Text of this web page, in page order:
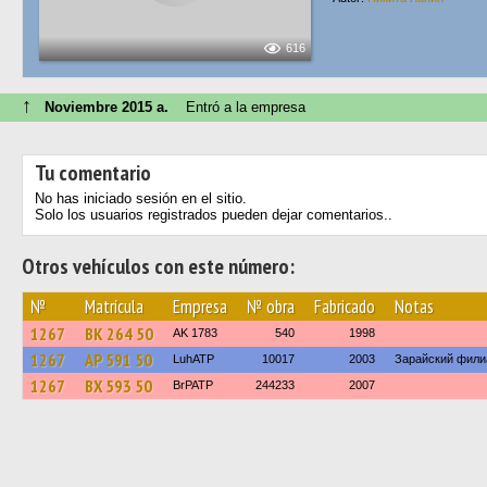
616
↑ Noviembre 2015 a. Entró a la empresa
Tu comentario
No has iniciado sesión en el sitio.
Solo los usuarios registrados pueden dejar comentarios..
Otros vehículos con este número:
№ Matrícula Empresa № obra Fabricado Notas
1267 ВК 264 50 AK 1783 540 1998
1267 АР 591 50 LuhATP 10017 2003 Зарайский
1267 ВХ 593 50 BrPATP 244233 2007